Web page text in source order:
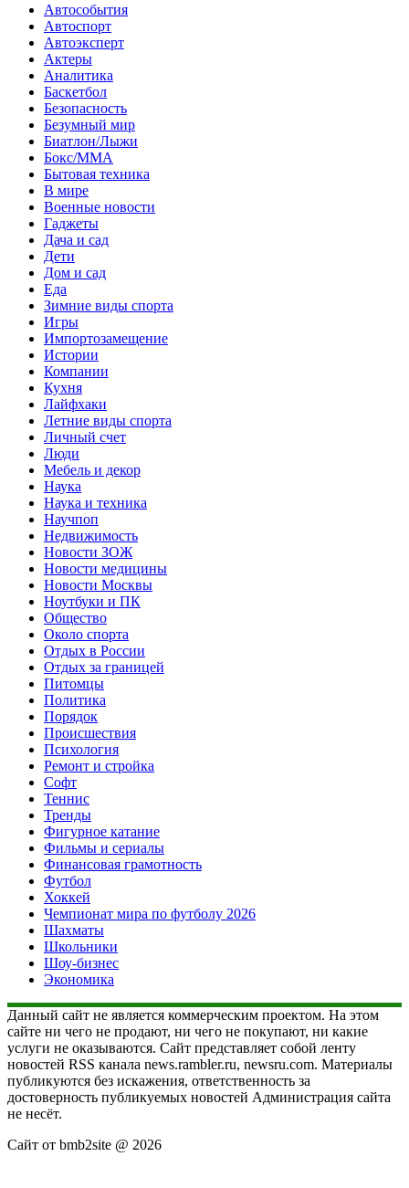
Автособытия
Автоспорт
Автоэксперт
Актеры
Аналитика
Баскетбол
Безопасность
Безумный мир
Биатлон/Лыжи
Бокс/MMA
Бытовая техника
В мире
Военные новости
Гаджеты
Дача и сад
Дети
Дом и сад
Еда
Зимние виды спорта
Игры
Импортозамещение
Истории
Компании
Кухня
Лайфхаки
Летние виды спорта
Личный счет
Люди
Мебель и декор
Наука
Наука и техника
Научпоп
Недвижимость
Новости ЗОЖ
Новости медицины
Новости Москвы
Ноутбуки и ПК
Общество
Около спорта
Отдых в России
Отдых за границей
Питомцы
Политика
Порядок
Происшествия
Психология
Ремонт и стройка
Софт
Теннис
Тренды
Фигурное катание
Фильмы и сериалы
Финансовая грамотность
Футбол
Хоккей
Чемпионат мира по футболу 2026
Шахматы
Школьники
Шоу-бизнес
Экономика
Данный сайт не является коммерческим проектом. На этом
сайте ни чего не продают, ни чего не покупают, ни какие
услуги не оказываются. Сайт представляет собой ленту
новостей RSS канала news.rambler.ru, newsru.com. Материалы
публикуются без искажения, ответственность за
достоверность публикуемых новостей Администрация сайта
не несёт.
Сайт от bmb2site @ 2026